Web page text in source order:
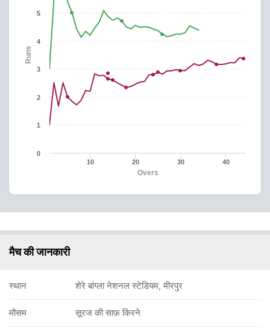
Overs
Runs
10 20 30 40
0
1
2
3
4
5
मैच की जानकारी
स्थान शेरे बांग्ला नेशनल स्टेडियम, मीरपुर
मौसम सूरज की साफ़ किरने